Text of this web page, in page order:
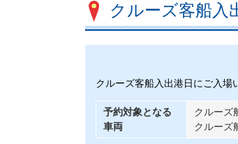
クルーズ客船入
クルーズ客船入出港日にご入場
予約対象となる
車両
クルー
クルーズ